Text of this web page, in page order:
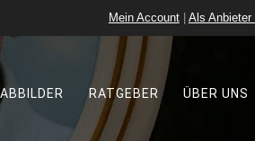
Mein Account| Als Anbieter
RATGEBER ÜBER UNS